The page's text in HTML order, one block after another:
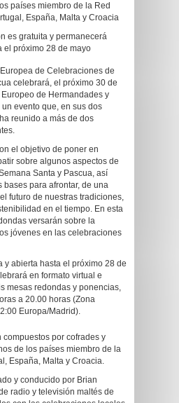
países miembro de la Red
España, Malta y Croacia
es gratuita y permanecerá
el próximo 28 de mayo
de Celebraciones de
celebrará, el próximo 30 de
de Hermandades y
evento que, en sus dos
reunido a más de dos
el objetivo de poner en
sobre algunos aspectos de
Santa y Pascua, así
bases para afrontar, de una
futuro de nuestras tradiciones,
en el tiempo. En esta
versarán sobre la
jóvenes en las celebraciones
y abierta hasta el próximo 28 de
en formato virtual e
mesas redondas y ponencias,
a 20.00 horas (Zona
Europa/Madrid).
compuestos por cofrades y
de los países miembro de la
España, Malta y Croacia.
y conducido por Brian
radio y televisión maltés de